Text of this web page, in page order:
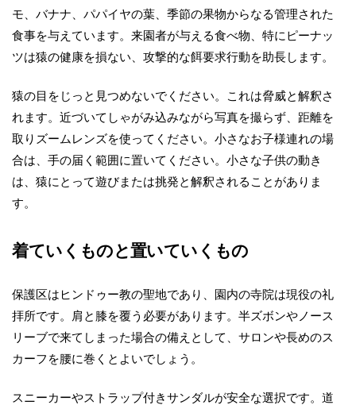
モ、バナナ、パパイヤの葉、季節の果物からなる管理された
食事を与えています。来園者が与える食べ物、特にピーナッ
ツは猿の健康を損ない、攻撃的な餌要求行動を助長します。
猿の目をじっと見つめないでください。これは脅威と解釈さ
れます。近づいてしゃがみ込みながら写真を撮らず、距離を
取りズームレンズを使ってください。小さなお子様連れの場
合は、手の届く範囲に置いてください。小さな子供の動き
は、猿にとって遊びまたは挑発と解釈されることがありま
す。
着ていくものと置いていくもの
保護区はヒンドゥー教の聖地であり、園内の寺院は現役の礼
拝所です。肩と膝を覆う必要があります。半ズボンやノース
リーブで来てしまった場合の備えとして、サロンや長めのス
カーフを腰に巻くとよいでしょう。
スニーカーやストラップ付きサンダルが安全な選択です。道